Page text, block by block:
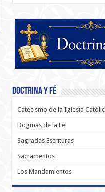
Doctrina y Fé
Catecismo de la Iglesia
Dogmas de la Fe
Sagradas Escrituras
Sacramentos
Los Mandamientos